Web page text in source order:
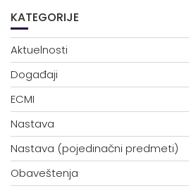
KATEGORIJE
Aktuelnosti
Događaji
ECMI
Nastava
Nastava (pojedinačni predmeti)
Obaveštenja